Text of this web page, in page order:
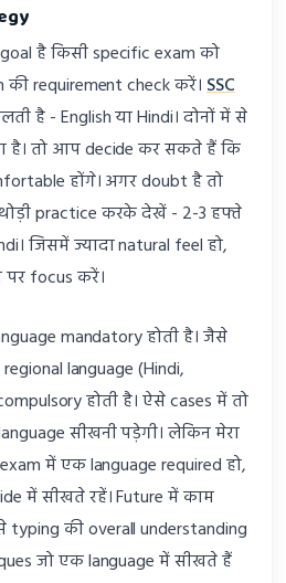
है किसी specific exam को
की requirement check करें।SSC
है - English या Hindi। दोनों में से
है। तो आप decide कर सकते हैं कि
होंगे। अगर doubt है तो
थोड़ी practice करके देखें - 2-3 हफ्ते
जिसमें ज्यादा natural feel हो,
पर focus करें।
mandatory होती है। जैसे
language (Hindi,
होती है। ऐसे cases में तो
सीखनी पड़ेगी। लेकिन मेरा
में एक language required हो,
में सीखते रहें। Future में काम
की overall understanding
जो एक language में सीखते हैं